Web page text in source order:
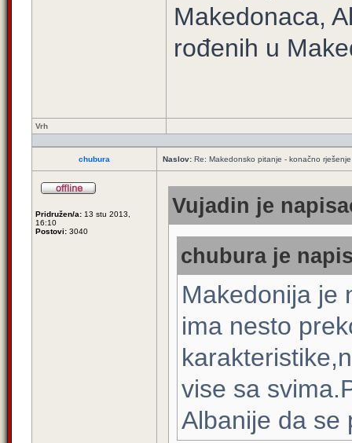
Makedonaca,
rođenih u
Vrh
chubura Naslov: Re: Makedonsko pitanje - konačno rješenje
Pridružen/a: 13 stu 2013,
16:10
Postovi: 3040
Vujadin je
chubura je
Makedonija je
ima nesto
vise sa
Albanije da se